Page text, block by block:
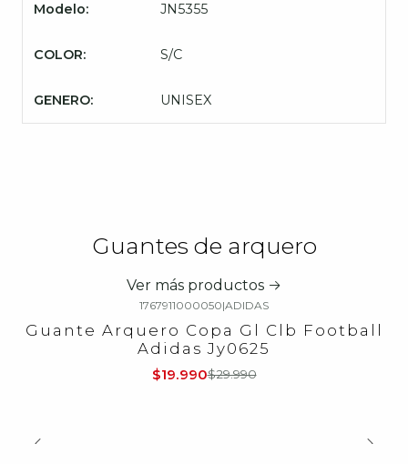
Modelo: JN5355
COLOR: S/C
GENERO: UNISEX
Guantes de arquero
Ver más productos
OFF
1767911000050|ADIDAS
Guante Arquero Copa Gl Clb Football
Adidas Jy0625
$19.990$29.990